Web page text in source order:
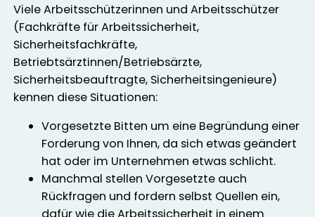
Viele Arbeitsschützerinnen und Arbeitsschützer
(Fachkräfte für Arbeitssicherheit,
Sicherheitsfachkräfte,
Betriebtsärztinnen/Betriebsärzte,
Sicherheitsbeauftragte, Sicherheitsingenieure)
kennen diese Situationen:
Vorgesetzte Bitten um eine Begründung einer
Forderung von Ihnen, da sich etwas geändert
hat oder im Unternehmen etwas schlicht.
Manchmal stellen Vorgesetzte auch
Rückfragen und fordern selbst Quellen ein,
dafür wie die Arbeitssicherheit in einem